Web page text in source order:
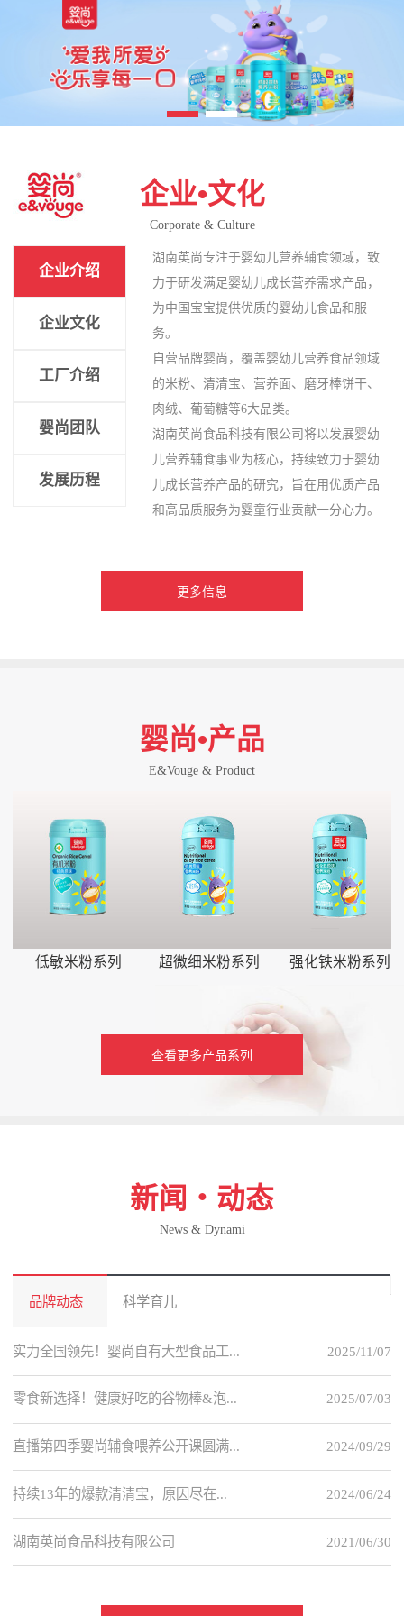
企业•文化
Corporate & Culture
企业介绍
企业文化
工厂介绍
婴尚团队
发展历程
湖南英尚专注于婴幼儿营养辅食领域，致
力于研发满足婴幼儿成长营养需求产品，
为中国宝宝提供优质的婴幼儿食品和服
务。
自营品牌婴尚，覆盖婴幼儿营养食品领域
的米粉、清清宝、营养面、磨牙棒饼干、
肉绒、葡萄糖等6大品类。
湖南英尚食品科技有限公司将以发展婴幼
儿营养辅食事业为核心，持续致力于婴幼
儿成长营养产品的研究，旨在用优质产品
和高品质服务为婴童行业贡献一分心力。
更多信息
婴尚•产品
E&Vouge & Product
低敏米粉系列 超微细米粉系列 强化铁米粉系列
查看更多产品系列
新闻・动态
News & Dynami
品牌动态 科学育儿
2025/11/07
实力全国领先！婴尚自有大型食品工...
2025/07/03
零食新选择！健康好吃的谷物棒&泡...
2024/09/29
直播第四季婴尚辅食喂养公开课圆满...
2024/06/24
持续13年的爆款清清宝，原因尽在...
2021/06/30
湖南英尚食品科技有限公司